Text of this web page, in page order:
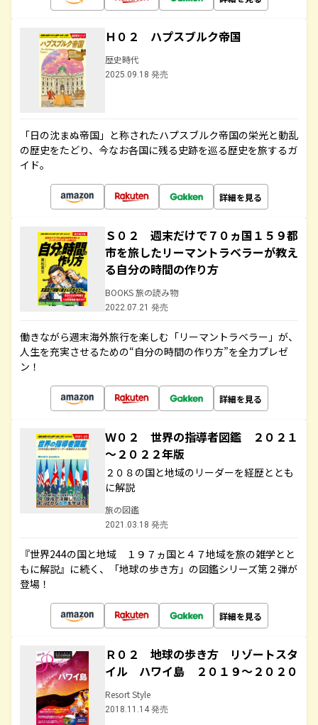
Ｈ０２ ハプスブルク帝国
歴史時代
2025.09.18 発売
「日の沈まぬ帝国」と称されたハプスブルク帝国の栄光と動乱
の歴史をたどり、今なお各国に残る史跡を巡る歴史を旅するガ
イド。
詳細を見る
Ｓ０２ 週末だけで７０ヵ国１５９都
市を旅したリーマントラベラーが教え
る自分の時間の作り方
BOOKS 旅の読み物
2022.07.21 発売
働きながら週末海外旅行を楽しむ「リーマントラベラー」が、
人生を充実させるための“自分の時間の作り方”を全力プレゼ
ン！
詳細を見る
Ｗ０２ 世界の指導者図鑑 ２０２１
～２０２２年版
２０８の国と地域のリーダーを経歴ととも
に解説
旅の図鑑
2021.03.18 発売
『世界244の国と地域 １９７ヵ国と４７地域を旅の雑学とと
もに解説』に続く、「地球の歩き方」の図鑑シリーズ第２弾が
登場！
詳細を見る
Ｒ０２ 地球の歩き方 リゾートスタ
イル ハワイ島 ２０１９～２０２０
Resort Style
2018.11.14 発売